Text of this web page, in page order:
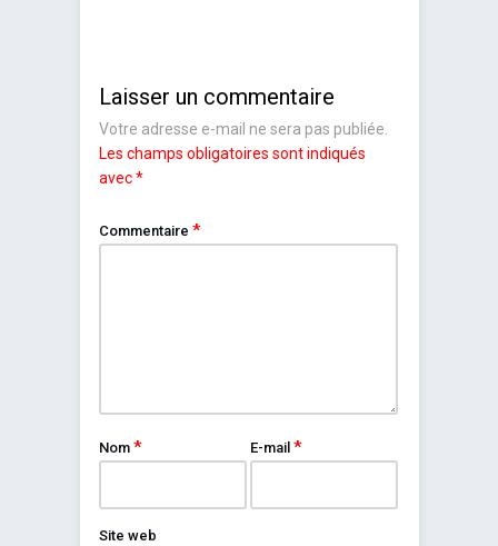
Laisser un commentaire
Votre adresse e-mail ne sera pas publiée.
Les champs obligatoires sont indiqués
avec*
Commentaire *
Nom * E-mail*
Site web